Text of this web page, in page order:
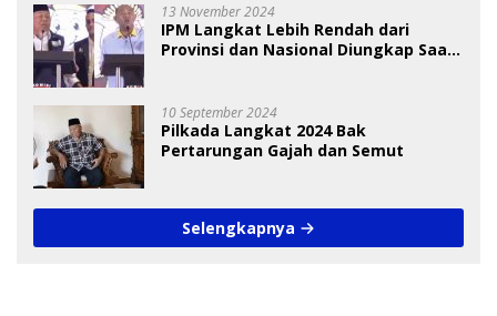
13 November 2024
IPM Langkat Lebih Rendah dari
Provinsi dan Nasional Diungkap Saat
10 September 2024
Pilkada Langkat 2024 Bak
Pertarungan Gajah dan Semut
Selengkapnya